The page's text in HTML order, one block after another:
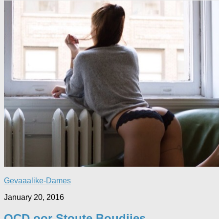
Gevaaalike-Dames
January 20, 2016